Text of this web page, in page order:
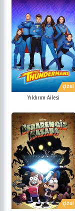
ÇİZGİ
Yıldırım Ailesi
ÇİZGİ